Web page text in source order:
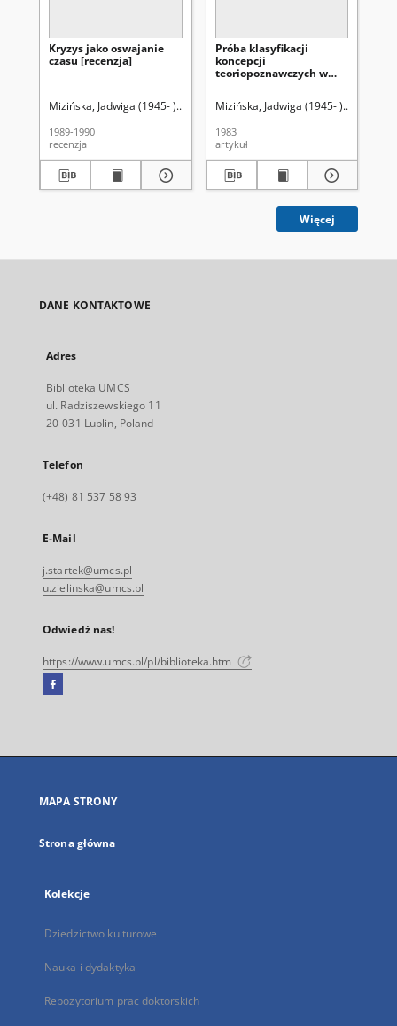
Kryzys jako oswajanie
czasu [recenzja]
Mizińska, Jadwiga (1945- ). Uniwersytet Marii Curie-Skłodowskiej
1989-1990
recenzja
Próba klasyfikacji
koncepcji
teoriopoznawczych w
Mizińska, Jadwiga (1945- ).
1983
artykuł
Więcej
DANE KONTAKTOWE
Adres
Biblioteka UMCS
ul. Radziszewskiego 11
20-031 Lublin, Poland
Telefon
(+48) 81 537 58 93
E-Mail
j.startek@umcs.pl
u.zielinska@umcs.pl
Odwiedź nas!
https://www.umcs.pl/pl/biblioteka.htm
Facebook
się
karcie
MAPA STRONY
Strona główna
Kolekcje
Dziedzictwo kulturowe
Nauka i dydaktyka
Repozytorium prac doktorskich